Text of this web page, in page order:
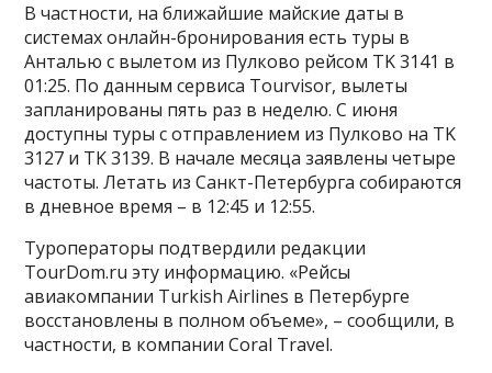
В частности, на ближайшие майские даты в
системах онлайн-бронирования есть туры в
Анталью с вылетом из Пулково рейсом TK 3141 в
01:25. По данным сервиса Tourvisor, вылеты
запланированы пять раз в неделю. С июня
доступны туры с отправлением из Пулково на TK
3127 и TK 3139. В начале месяца заявлены четыре
частоты. Летать из Санкт-Петербурга собираются
в дневное время – в 12:45 и 12:55.
Туроператоры подтвердили редакции
TourDom.ru эту информацию. «Рейсы
авиакомпании Turkish Airlines в Петербурге
восстановлены в полном объеме», – сообщили, в
частности, в компании Coral Travel.